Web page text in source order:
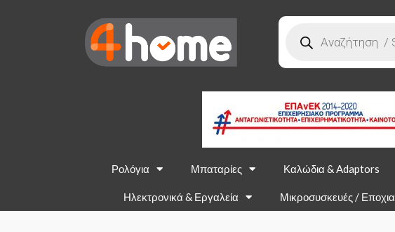
Ρολόγια Μπαταρίες Καλώδια & Adaptors
Ηλεκτρονικά & Εργαλεία Μικροσυσκευές /